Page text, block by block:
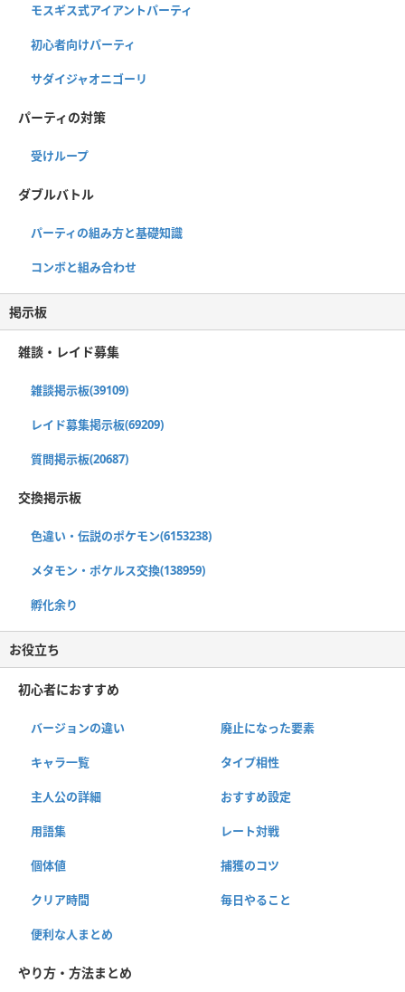
モスギス式アイアントパーティ
初心者向けパーティ
サダイジャオニゴーリ
パーティの対策
受けループ
ダブルバトル
パーティの組み方と基礎知識
コンボと組み合わせ
掲示板
雑談・レイド募集
雑談掲示板(39109)
レイド募集掲示板(69209)
質問掲示板(20687)
交換掲示板
色違い・伝説のポケモン(6153238)
メタモン・ポケルス交換(138959)
孵化余り
お役立ち
初心者におすすめ
バージョンの違い 廃止になった要素
キャラ一覧 タイプ相性
主人公の詳細 おすすめ設定
用語集 レート対戦
個体値 捕獲のコツ
クリア時間 毎日やること
便利な人まとめ
やり方・方法まとめ